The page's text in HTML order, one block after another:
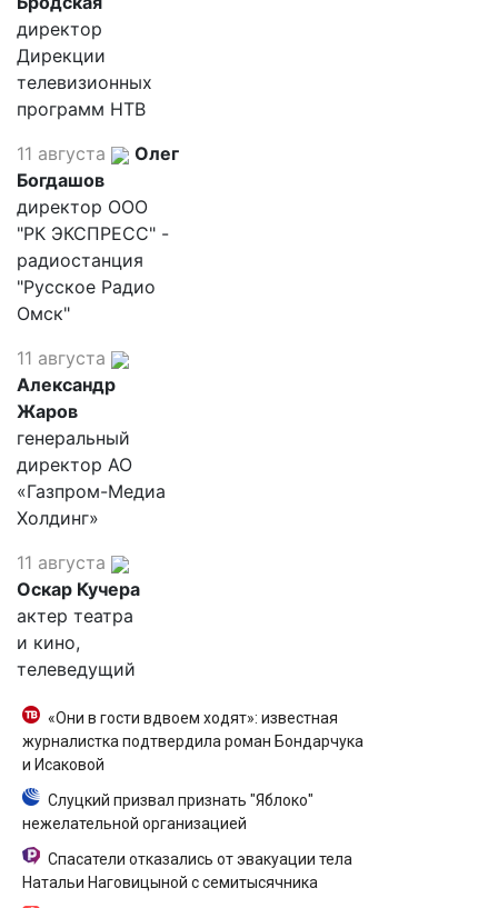
директор
Дирекции
телевизионных
программ НТВ
11 августа
Олег
Богдашов
директор ООО
"РК ЭКСПРЕСС" -
радиостанция
"Русское Радио
Омск"
11 августа
Александр
Жаров
генеральный
директор АО
«Газпром-Медиа
Холдинг»
11 августа
Оскар Кучера
актер театра
и кино,
телеведущий
«Они в гости вдвоем ходят»: известная
журналистка подтвердила роман Бондарчука
и Исаковой
Слуцкий призвал признать "Яблоко"
нежелательной организацией
Спасатели отказались от эвакуации тела
Натальи Наговицыной с семитысячника